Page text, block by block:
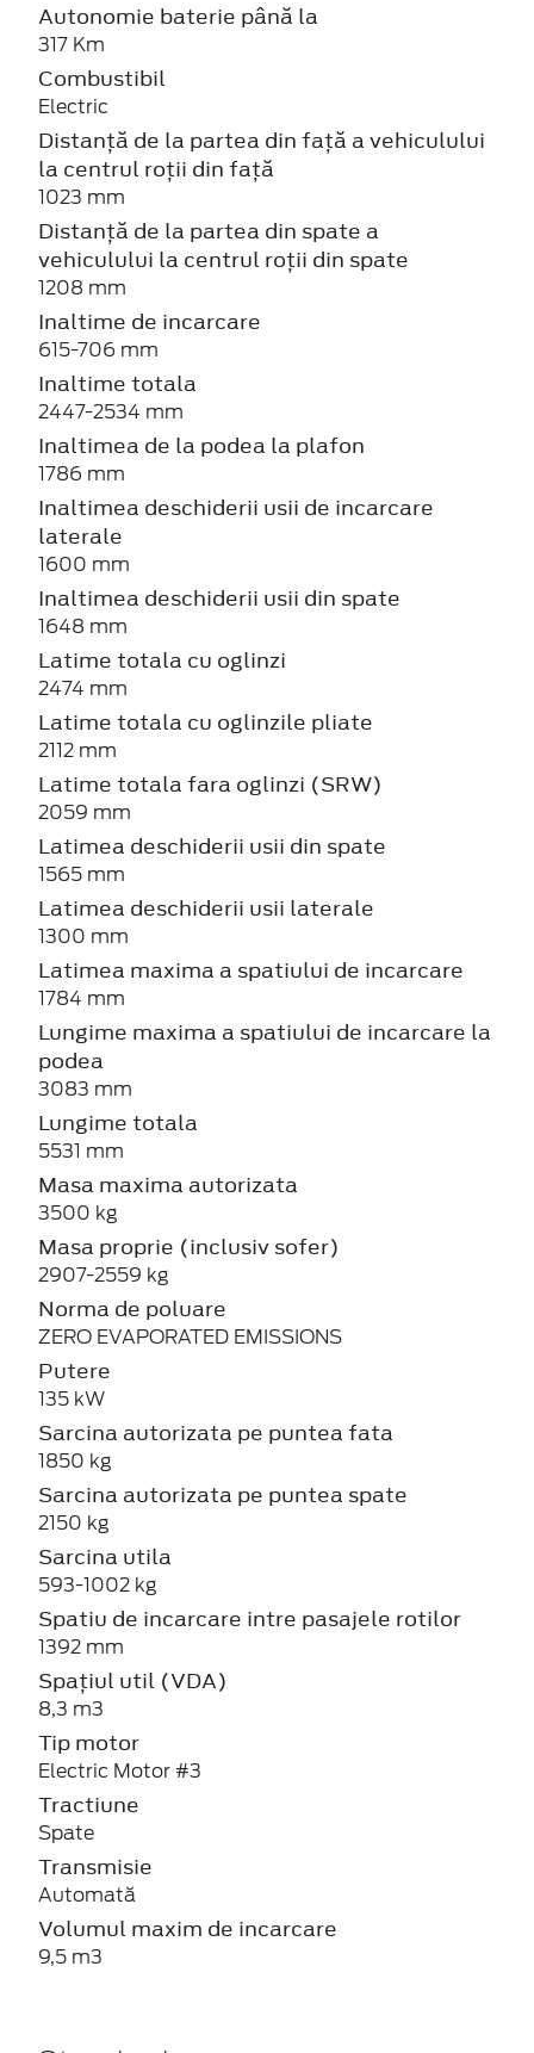
Autonomie baterie până la
317 Km
Combustibil
Electric
Distanță de la partea din față a vehiculului
la centrul roții din față
1023 mm
Distanță de la partea din spate a
vehiculului la centrul roții din spate
1208 mm
Inaltime de incarcare
615-706 mm
Inaltime totala
2447-2534 mm
Inaltimea de la podea la plafon
1786 mm
Inaltimea deschiderii usii de incarcare
laterale
1600 mm
Inaltimea deschiderii usii din spate
1648 mm
Latime totala cu oglinzi
2474 mm
Latime totala cu oglinzile pliate
2112 mm
Latime totala fara oglinzi (SRW)
2059 mm
Latimea deschiderii usii din spate
1565 mm
Latimea deschiderii usii laterale
1300 mm
Latimea maxima a spatiului de incarcare
1784 mm
Lungime maxima a spatiului de incarcare la
podea
3083 mm
Lungime totala
5531 mm
Masa maxima autorizata
3500 kg
Masa proprie (inclusiv sofer)
2907-2559 kg
Norma de poluare
ZERO EVAPORATED EMISSIONS
Putere
135 kW
Sarcina autorizata pe puntea fata
1850 kg
Sarcina autorizata pe puntea spate
2150 kg
Sarcina utila
593-1002 kg
Spatiu de incarcare intre pasajele rotilor
1392 mm
Spațiul util (VDA)
8,3 m3
Tip motor
Electric Motor #3
Tractiune
Spate
Transmisie
Automată
Volumul maxim de incarcare
9,5 m3